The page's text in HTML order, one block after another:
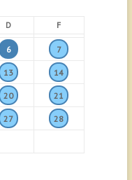
D F
6 7
13 14
20 21
27 28